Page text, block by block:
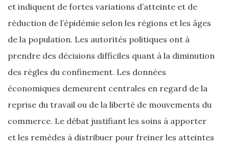
et indiquent de fortes variations d’atteinte et de
réduction de l’épidémie selon les régions et les âges
de la population. Les autorités politiques ont à
prendre des décisions difficiles quant à la diminution
des règles du confinement. Les données
économiques demeurent centrales en regard de la
reprise du travail ou de la liberté de mouvements du
commerce. Le débat justifiant les soins à apporter
et les remèdes à distribuer pour freiner les atteintes